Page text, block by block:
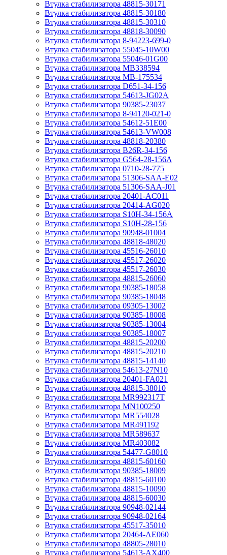
Втулка стабилизатора 48815-30171
Втулка стабилизатора 48815-30180
Втулка стабилизатора 48815-30310
Втулка стабилизатора 48818-30090
Втулка стабилизатора 8-94223-699-0
Втулка стабилизатора 55045-10W00
Втулка стабилизатора 55046-01G00
Втулка стабилизатора MB338594
Втулка стабилизатора MB-175534
Втулка стабилизатора D651-34-156
Втулка стабилизатора 54613-JG02A
Втулка стабилизатора 90385-23037
Втулка стабилизатора 8-94120-021-0
Втулка стабилизатора 54612-51E00
Втулка стабилизатора 54613-VW008
Втулка стабилизатора 48818-20380
Втулка стабилизатора B26R-34-156
Втулка стабилизатора G564-28-156A
Втулка стабилизатора 0710-28-775
Втулка стабилизатора 51306-SAA-E02
Втулка стабилизатора 51306-SAA-J01
Втулка стабилизатора 20401-AC011
Втулка стабилизатора 20414-AG020
Втулка стабилизатора S10H-34-156A
Втулка стабилизатора S10H-28-156
Втулка стабилизатора 90948-01004
Втулка стабилизатора 48818-48020
Втулка стабилизатора 45516-26010
Втулка стабилизатора 45517-26020
Втулка стабилизатора 45517-26030
Втулка стабилизатора 48815-26060
Втулка стабилизатора 90385-18058
Втулка стабилизатора 90385-18048
Втулка стабилизатора 09305-13002
Втулка стабилизатора 90385-18008
Втулка стабилизатора 90385-13004
Втулка стабилизатора 90385-18007
Втулка стабилизатора 48815-20200
Втулка стабилизатора 48815-20210
Втулка стабилизатора 48815-14140
Втулка стабилизатора 54613-27N10
Втулка стабилизатора 20401-FA021
Втулка стабилизатора 48815-38010
Втулка стабилизатора MR992317T
Втулка стабилизатора MN100250
Втулка стабилизатора MR554028
Втулка стабилизатора MR491192
Втулка стабилизатора MR589637
Втулка стабилизатора MR403082
Втулка стабилизатора 54477-G8010
Втулка стабилизатора 48815-60160
Втулка стабилизатора 90385-18009
Втулка стабилизатора 48815-60100
Втулка стабилизатора 48815-10090
Втулка стабилизатора 48815-60030
Втулка стабилизатора 90948-02144
Втулка стабилизатора 90948-02164
Втулка стабилизатора 45517-35010
Втулка стабилизатора 20464-AE060
Втулка стабилизатора 48805-28010
Втулка стабилизатора 54613-AX400